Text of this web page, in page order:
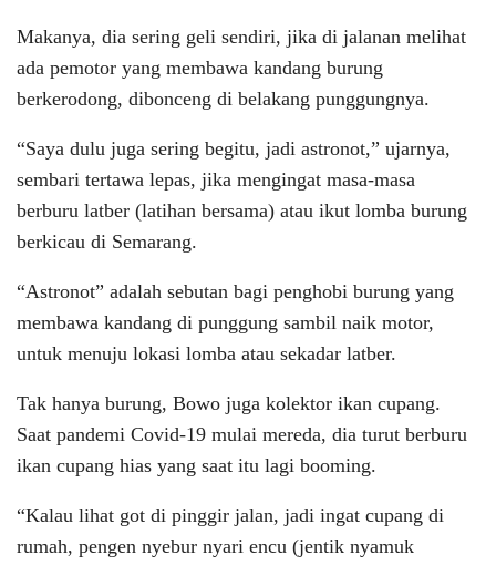
Makanya, dia sering geli sendiri, jika di jalanan melihat
ada pemotor yang membawa kandang burung
berkerodong, dibonceng di belakang punggungnya.
“Saya dulu juga sering begitu, jadi astronot,” ujarnya,
sembari tertawa lepas, jika mengingat masa-masa
berburu latber (latihan bersama) atau ikut lomba burung
berkicau di Semarang.
“Astronot” adalah sebutan bagi penghobi burung yang
membawa kandang di punggung sambil naik motor,
untuk menuju lokasi lomba atau sekadar latber.
Tak hanya burung, Bowo juga kolektor ikan cupang.
Saat pandemi Covid-19 mulai mereda, dia turut berburu
ikan cupang hias yang saat itu lagi booming.
“Kalau lihat got di pinggir jalan, jadi ingat cupang di
rumah, pengen nyebur nyari encu (jentik nyamuk